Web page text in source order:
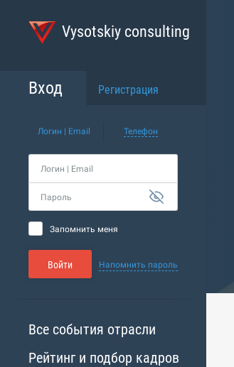
Vysotskiy consulting
Вход Регистрация
Логин | Email Телефон
Логин | Email
Пароль
Запомнить меня
Войти Напомнить пароль
Все события отрасли
Рейтинг и подбор кадров